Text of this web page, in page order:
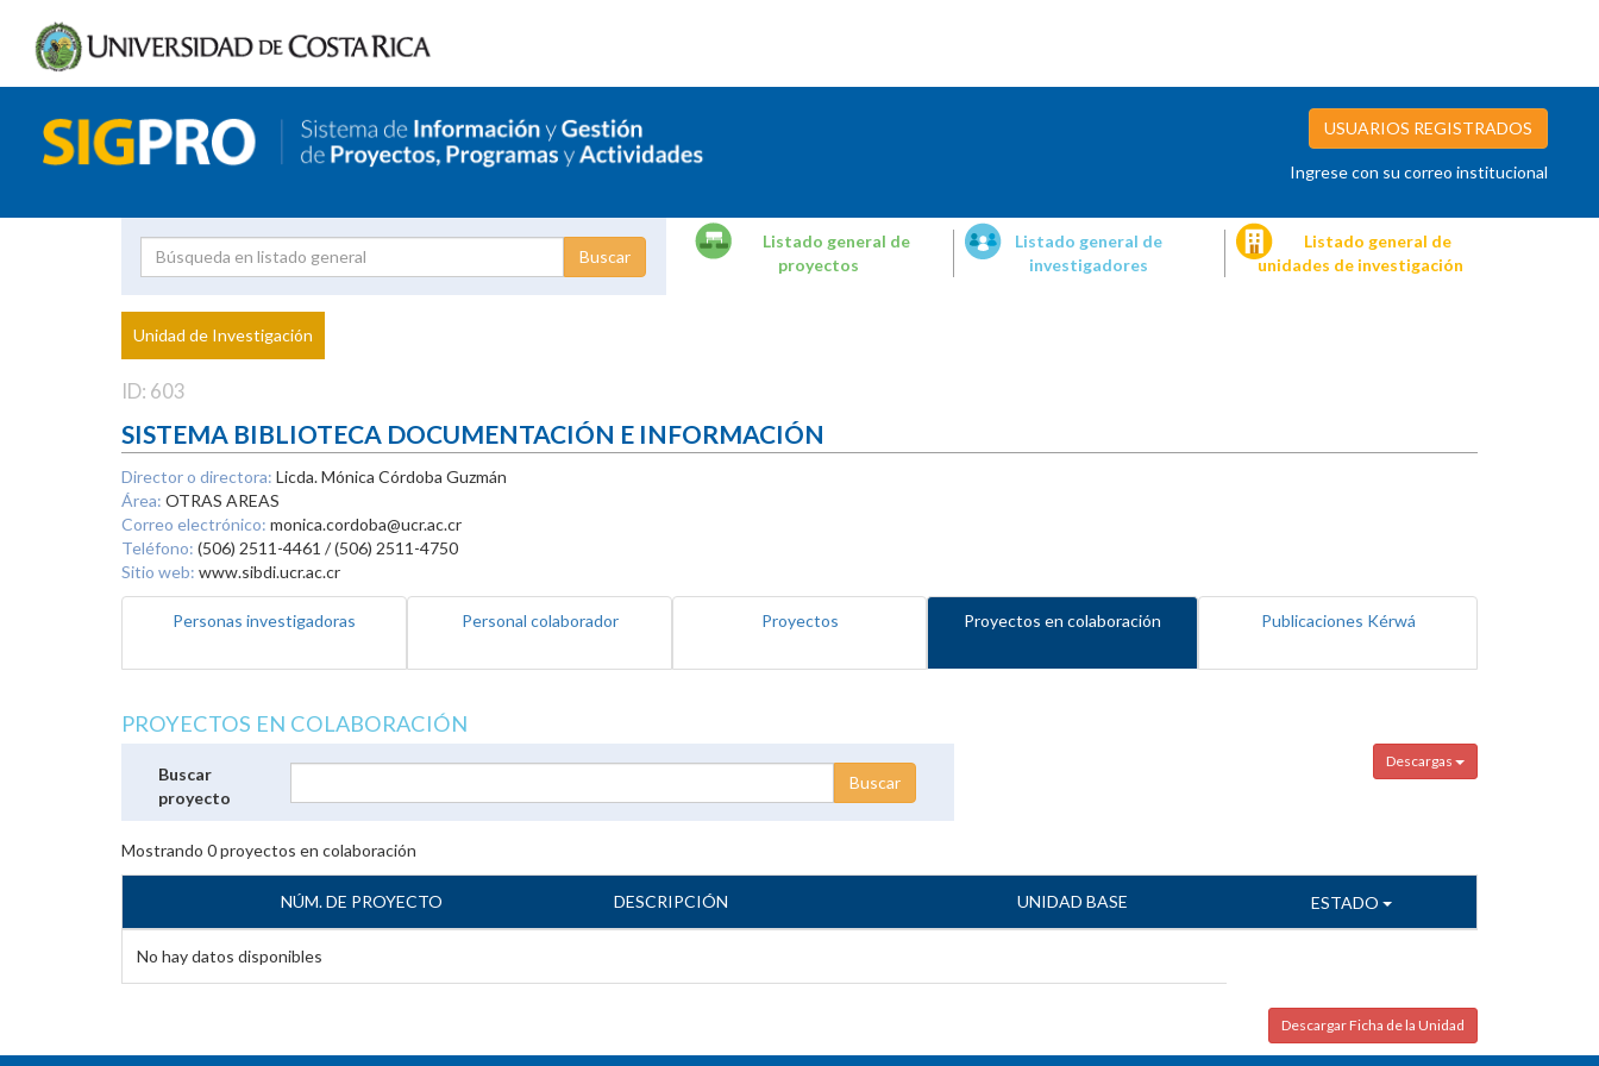
USUARIOS REGISTRADOS
Ingrese con su correo institucional
Proyecto
Investigador
Listado general de
proyectos
Listado general de
investigadores
Listado general de
unidades de investigación
Unidad de Investigación
ID: 603
SISTEMA BIBLIOTECA DOCUMENTACIÓN E INFORMACIÓN
Director o directora: Licda. Mónica Córdoba Guzmán
Área: OTRAS AREAS
Correo electrónico: monica.cordoba@ucr.ac.cr
Teléfono: (506) 2511-4461 / (506) 2511-4750
Sitio web: www.sibdi.ucr.ac.cr
Personas investigadoras Personal colaborador Proyectos Proyectos en colaboración Publicaciones Kérwá
PROYECTOS EN COLABORACIÓN
Descargas
Buscar
proyecto
Mostrando 0proyectos en colaboración
NÚM. DE PROYECTO DESCRIPCIÓN UNIDAD BASE ESTADO
No hay datos disponibles
Descargar Ficha de la Unidad